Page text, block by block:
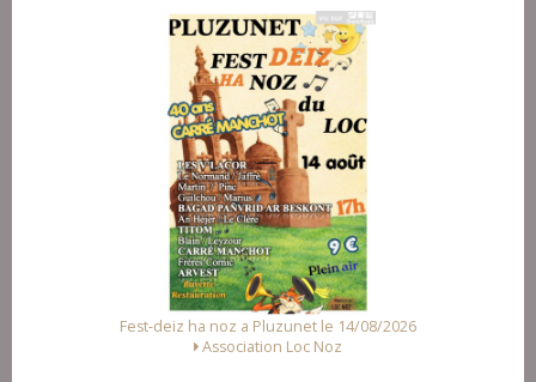
Fest Noz a Arzal le 15/08/2026
Alliance des Associations d'Arzal